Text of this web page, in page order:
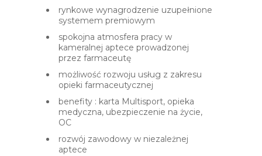
rynkowe wynagrodzenie uzupełnione
systemem premiowym
spokojna atmosfera pracy w
kameralnej aptece prowadzonej
przez farmaceutę
możliwość rozwoju usług z zakresu
opieki farmaceutycznej
benefity : karta Multisport, opieka
medyczna, ubezpieczenie na życie,
OC
rozwój zawodowy w niezależnej
aptece